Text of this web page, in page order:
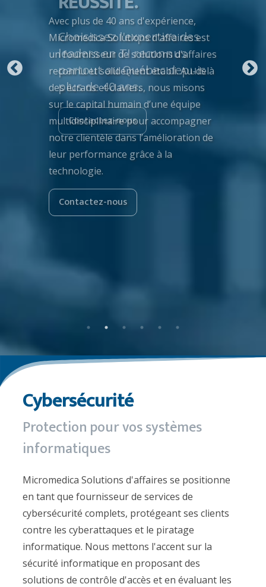
Choisissez l'expertise des
leaders en TI reconnus
partout au Québec depuis
plus de 40 ans.
Contactez-nous
Avec plus de 40 ans d'expérience,
Micromedica Solutions d'affaires est
un fournisseur de solutions d'affaires
reconnu et solidement établi. Au-delà
des écrans et claviers, nous misons
sur le capital humain d’une équipe
multidisciplinaire pour accompagner
notre clientèle dans l’amélioration de
leur performance grâce à la
technologie.
Contactez-nous
Cybersécurité
Protection pour vos systèmes
informatiques
Micromedica Solutions d'affaires se positionne
en tant que fournisseur de services de
cybersécurité complets, protégeant ses clients
contre les cyberattaques et le piratage
informatique. Nous mettons l'accent sur la
sécurité informatique en proposant des
solutions de contrôle d'accès et en évaluant les